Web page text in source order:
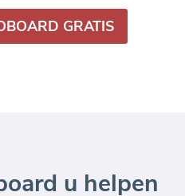
GRATIS
u helpen